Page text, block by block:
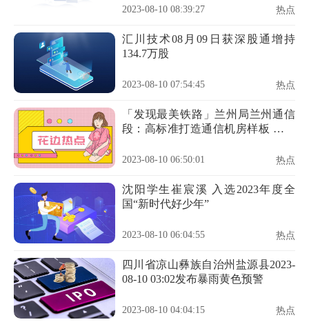
2023-08-10 08:39:27 热点
汇川技术08月09日获深股通增持
134.7万股
2023-08-10 07:54:45 热点
「发现最美铁路」兰州局兰州通信
段：高标准打造通信机房样板 全方
2023-08-10 06:50:01 热点
沈阳学生崔宸溪 入选2023年度全
国“新时代好少年”
2023-08-10 06:04:55 热点
四川省凉山彝族自治州盐源县2023-
08-10 03:02发布暴雨黄色预警
2023-08-10 04:04:15 热点